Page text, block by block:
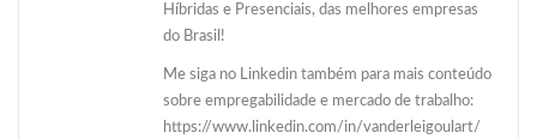
Híbridas e Presenciais, das melhores empresas
do Brasil!
Me siga no Linkedin também para mais conteúdo
sobre empregabilidade e mercado de trabalho:
https://www.linkedin.com/in/vanderleigoulart/